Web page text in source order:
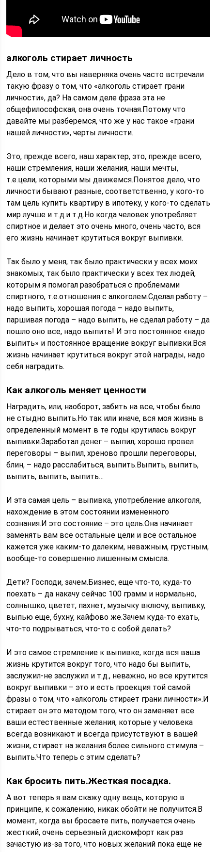
алкоголь стирает личность
Дело в том, что вы наверняка очень часто встречали
такую фразу о том, что «алкоголь стирает грани
личности», да? На самом деле фраза эта не
общефилософская, она очень точная.Потому что
давайте мы разберемся, что же у нас такое «грани
нашей личности», черты личности.
Это, прежде всего, наш характер, это, прежде всего,
наши стремления, наши желания, наши мечты,
т.е.цели, которыми мы движемся.Понятое дело, что
личности бывают разные, соответственно, у кого-то
там цель купить квартиру в ипотеку, у кого-то сделать
мир лучше и т.д.и т.д.Но когда человек употребляет
спиртное и делает это очень много, очень часто, вся
его жизнь начинает крутиться вокруг выпивки.
Так было у меня, так было практически у всех моих
знакомых, так было практически у всех тех людей,
которым я помогал разобраться с проблемами
спиртного, т.е.отношения с алкоголем.Сделал работу –
надо выпить, хорошая погода – надо выпить,
паршивая погода – надо выпить, не сделал работу – да
пошло оно все, надо выпить! И это постоянное «надо
выпить» и постоянное вращение вокруг выпивки.Вся
жизнь начинает крутиться вокруг этой награды, надо
себя наградить.
Как алкоголь меняет ценности
Наградить, или, наоборот, забить на все, чтобы было
не стыдно выпить.Но так или иначе, вся моя жизнь в
определенный момент в те годы крутилась вокруг
выпивки.Заработал денег – выпил, хорошо провел
переговоры – выпил, хреново прошли переговоры,
блин, – надо расслабиться, выпить.Выпить, выпить,
выпить, выпить, выпить…
И эта самая цель – выпивка, употребление алкоголя,
нахождение в этом состоянии измененного
сознания.И это состояние – это цель.Она начинает
заменять вам все остальные цели и все остальное
кажется уже каким-то далеким, неважным, грустным,
вообще-то совершенно лишенным смысла.
Дети? Господи, зачем.Бизнес, еще что-то, куда-то
поехать – да накачу сейчас 100 грамм и нормально,
солнышко, цветет, пахнет, музычку включу, выпивку,
выпью еще, бухну, кайфово же.Зачем куда-то ехать,
что-то подрываться, что-то с собой делать?
И это самое стремление к выпивке, когда вся ваша
жизнь крутится вокруг того, что надо бы выпить,
заслужил-не заслужил и т.д., неважно, но все крутится
вокруг выпивки – это и есть проекция той самой
фразы о том, что «алкоголь стирает грани личности».И
стирает он это методом того, что он заменяет все
ваши естественные желания, которые у человека
всегда возникают и всегда присутствуют в вашей
жизни, стирает на желания более сильного стимула –
выпить.Что теперь с этим сделать?
Как бросить пить.Жесткая посадка.
А вот теперь я вам скажу одну вещь, которую в
принципе, к сожалению, никак обойти не получится.В
момент, когда вы бросаете пить, получается очень
жесткий, очень серьезный дискомфорт как раз
зачастую из-за того, что новых желаний пока еще не